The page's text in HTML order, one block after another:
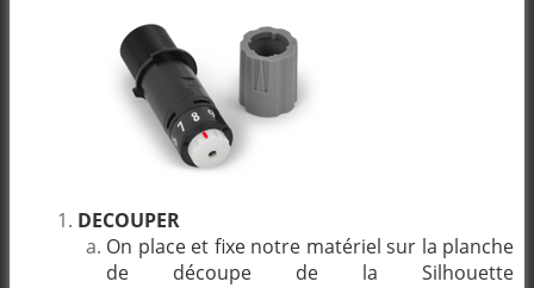
DECOUPER
On place et fixe notre matériel sur la planche
de découpe de la Silhouette